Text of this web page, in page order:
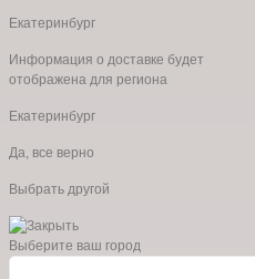
Екатеринбург
Информация о доставке будет
отображена для региона
Екатеринбург
Да, все верно
Выбрать другой
Выберите ваш город